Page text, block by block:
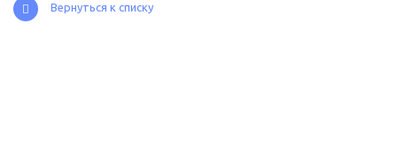
Вернуться к списку